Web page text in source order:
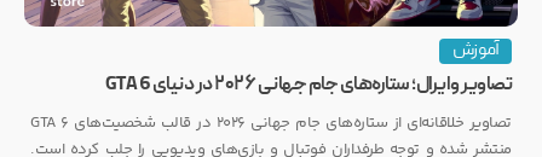
آموزش
تصاویر وایرال؛ ستاره‌های جام جهانی ۲۰۲۶ در دنیای GTA 6
تصاویر خلاقانه‌ای از ستاره‌های جام جهانی ۲۰۲۶ در قالب شخصیت‌های GTA 6
منتشر شده و توجه طرفداران فوتبال و بازی‌های ویدیویی را جلب کرده است.